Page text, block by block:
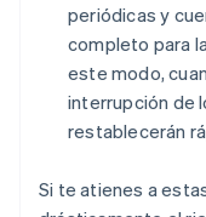
periódicas y
completo para
este modo,
interrupción de
restablecerán
Si te atienes a